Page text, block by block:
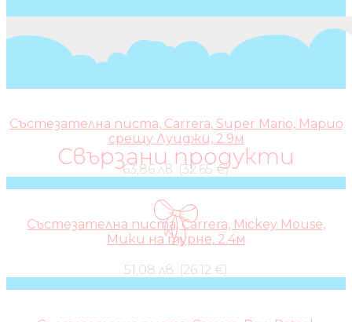
Свързани продукти
Състезателна писта, Carrera, Super Mario, Марио
срещу Луиджи, 2.9м
63,86 лв. (32.65 €)
Състезателна писта, Carrera, Mickey Mouse,
Мики на турне, 2.4м
51,08 лв. (26.12 €)